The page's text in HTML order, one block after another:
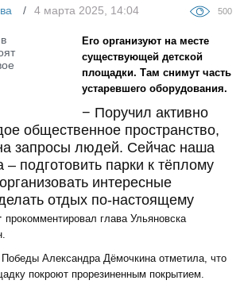
4 марта 2025, 14:04 500
Его организуют на месте
существующей детской
площадки. Там снимут часть
устаревшего оборудования.
− Поручил активно
общественное пространство,
запросы людей. Сейчас наша
– подготовить парки к тёплому
интересные
отдых по-настоящему
прокомментировал глава Ульяновска
Победы Александра Дёмочкина отметила, что
покроют прорезиненным покрытием.